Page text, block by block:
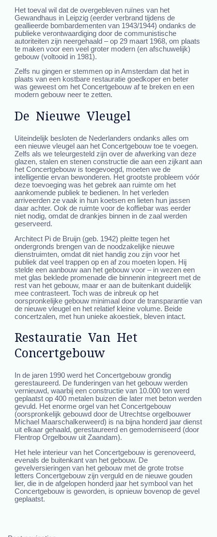
Het toeval wil dat de overgebleven ruïnes van het
Gewandhaus in Leipzig (eerder verbrand tijdens de
geallieerde bombardementen van 1943/1944) ondanks de
publieke verontwaardiging door de communistische
autoriteiten zijn neergehaald – op 29 maart 1968, om plaats
te maken voor een veel groter modern (en afschuwelijk)
gebouw (voltooid in 1981).
Zelfs nu gingen er stemmen op in Amsterdam dat het in
plaats van een kostbare restauratie goedkoper en beter
was geweest om het Concertgebouw af te breken en een
modern gebouw neer te zetten.
De Nieuwe Vleugel
Uiteindelijk besloten de Nederlanders ondanks alles om
een nieuwe vleugel aan het Concertgebouw toe te voegen.
Zelfs als we teleurgesteld zijn over de afwerking van deze
glazen, stalen en stenen constructie die aan een zijkant aan
het Concertgebouw is toegevoegd, moeten we de
intelligentie ervan bewonderen. Het grootste probleem vóór
deze toevoeging was het gebrek aan ruimte om het
aankomende publiek te bedienen. In het verleden
arriveerden ze vaak in hun koetsen en lieten hun jassen
daar achter. Ook de ruimte voor de koffiebar was eerder
niet nodig, omdat de drankjes binnen in de zaal werden
geserveerd.
Architect Pi de Bruijn (geb. 1942) pleitte tegen het
ondergronds brengen van de noodzakelijke nieuwe
dienstruimten, omdat dit niet handig zou zijn voor het
publiek dat veel trappen op en af zou moeten lopen. Hij
stelde een aanbouw aan het gebouw voor – in wezen een
met glas beklede promenade die binnenin integreert met de
rest van het gebouw, maar er aan de buitenkant duidelijk
mee contrasteert. Toch was de inbreuk op het
oorspronkelijke gebouw minimaal door de transparantie van
de nieuwe vleugel en het relatief kleine volume. Beide
concertzalen, met hun unieke akoestiek, bleven intact.
Restauratie Van Het
Concertgebouw
In de jaren 1990 werd het Concertgebouw grondig
gerestaureerd. De funderingen van het gebouw werden
vernieuwd, waarbij een constructie van 10.000 ton werd
geplaatst op 400 metalen buizen die later met beton werden
gevuld. Het enorme orgel van het Concertgebouw
(oorspronkelijk gebouwd door de Utrechtse orgelbouwer
Michael Maarschalkerweerd) is na bijna honderd jaar dienst
uit elkaar gehaald, gerestaureerd en gemoderniseerd (door
Flentrop Orgelbouw uit Zaandam).
Het hele interieur van het Concertgebouw is gerenoveerd,
evenals de buitenkant van het gebouw. De
gevelversieringen van het gebouw met de grote trotse
letters Concertgebouw zijn verguld en de nieuwe gouden
lier, die in de afgelopen honderd jaar het symbool van het
Concertgebouw is geworden, is opnieuw bovenop de gevel
geplaatst.